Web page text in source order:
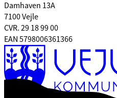
Damhaven 13A
7100 Vejle
CVR. 29 18 99 00
EAN 5798006361366